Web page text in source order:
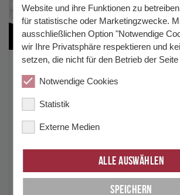
Schulsekretariat / Office
Arzu Yildirim (Lehrling)
Christine Springer
Rukiye Koca
+43 (0) 7252 52 649
Website und ihre Funktionen zu
für statistische oder Marketingzwecke.
ausschließlichen Option "Notwendige
wir Ihre Privatsphäre respektieren und
setzen, die nicht für den Betrieb der
Notwendige Cookies
Statistik
Externe Medien
Alle auswählen
Speichern